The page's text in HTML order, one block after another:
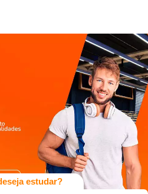
estudar?